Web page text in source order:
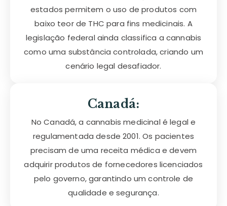
estados permitem o uso de produtos com
baixo teor de THC para fins medicinais. A
legislação federal ainda classifica a cannabis
como uma substância controlada, criando um
cenário legal desafiador.
Canadá:
No Canadá, a cannabis medicinal é legal e
regulamentada desde 2001. Os pacientes
precisam de uma receita médica e devem
adquirir produtos de fornecedores licenciados
pelo governo, garantindo um controle de
qualidade e segurança.